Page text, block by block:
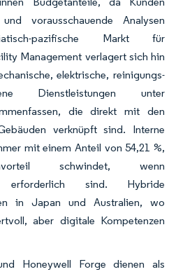
vorausschauende Analysen
pazifische Markt für
Management verlagert sich hin
elektrische, reinigungs-
Dienstleistungen unter
die direkt mit den
verknüpft sind. Interne
mit einem Anteil von 54,21 %,
schwindet, wenn
erforderlich sind. Hybride
in Japan und Australien, wo
aber digitale Kompetenzen
Honeywell Forge dienen als